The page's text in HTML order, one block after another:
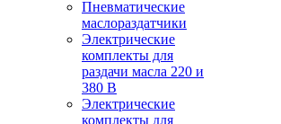
Пневматические
маслораздатчики
Электрические
комплекты для
раздачи масла 220 и
380 В
Электрические
комплекты для